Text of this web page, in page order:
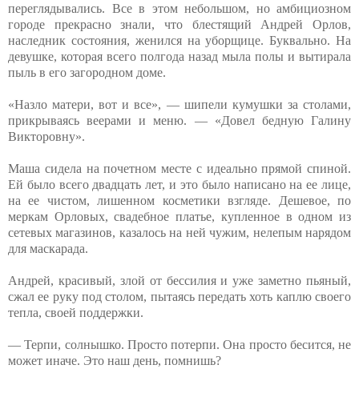
переглядывались. Все в этом небольшом, но амбициозном
городе прекрасно знали, что блестящий Андрей Орлов,
наследник состояния, женился на уборщице. Буквально. На
девушке, которая всего полгода назад мыла полы и вытирала
пыль в его загородном доме.
«Назло матери, вот и все», — шипели кумушки за столами,
прикрываясь веерами и меню. — «Довел бедную Галину
Викторовну».
Маша сидела на почетном месте с идеально прямой спиной.
Ей было всего двадцать лет, и это было написано на ее лице,
на ее чистом, лишенном косметики взгляде. Дешевое, по
меркам Орловых, свадебное платье, купленное в одном из
сетевых магазинов, казалось на ней чужим, нелепым нарядом
для маскарада.
Андрей, красивый, злой от бессилия и уже заметно пьяный,
сжал ее руку под столом, пытаясь передать хоть каплю своего
тепла, своей поддержки.
— Терпи, солнышко. Просто потерпи. Она просто бесится, не
может иначе. Это наш день, помнишь?